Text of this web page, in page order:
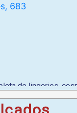
683
de lingeries,